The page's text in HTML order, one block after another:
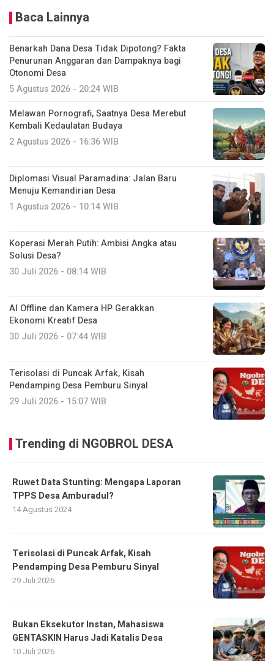
Baca Lainnya
Benarkah Dana Desa Tidak Dipotong? Fakta
Penurunan Anggaran dan Dampaknya bagi
Otonomi Desa
5 Agustus 2026 - 20:24 WIB
Melawan Pornografi, Saatnya Desa Merebut
Kembali Kedaulatan Budaya
2 Agustus 2026 - 16:36 WIB
Diplomasi Visual Paramadina: Jalan Baru
Menuju Kemandirian Desa
1 Agustus 2026 - 10:14 WIB
Koperasi Merah Putih: Ambisi Angka atau
Solusi Desa?
30 Juli 2026 - 08:14 WIB
AI Offline dan Kamera HP Gerakkan
Ekonomi Kreatif Desa
30 Juli 2026 - 07:44 WIB
Terisolasi di Puncak Arfak, Kisah
Pendamping Desa Pemburu Sinyal
29 Juli 2026 - 15:07 WIB
Trending di NGOBROL DESA
Ruwet Data Stunting: Mengapa Laporan
TPPS Desa Amburadul?
14 Agustus 2024
Terisolasi di Puncak Arfak, Kisah
Pendamping Desa Pemburu Sinyal
29 Juli 2026
Bukan Eksekutor Instan, Mahasiswa
GENTASKIN Harus Jadi Katalis Desa
10 Juli 2026